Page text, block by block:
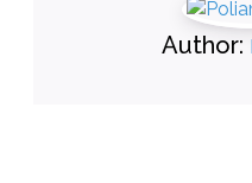
Author: